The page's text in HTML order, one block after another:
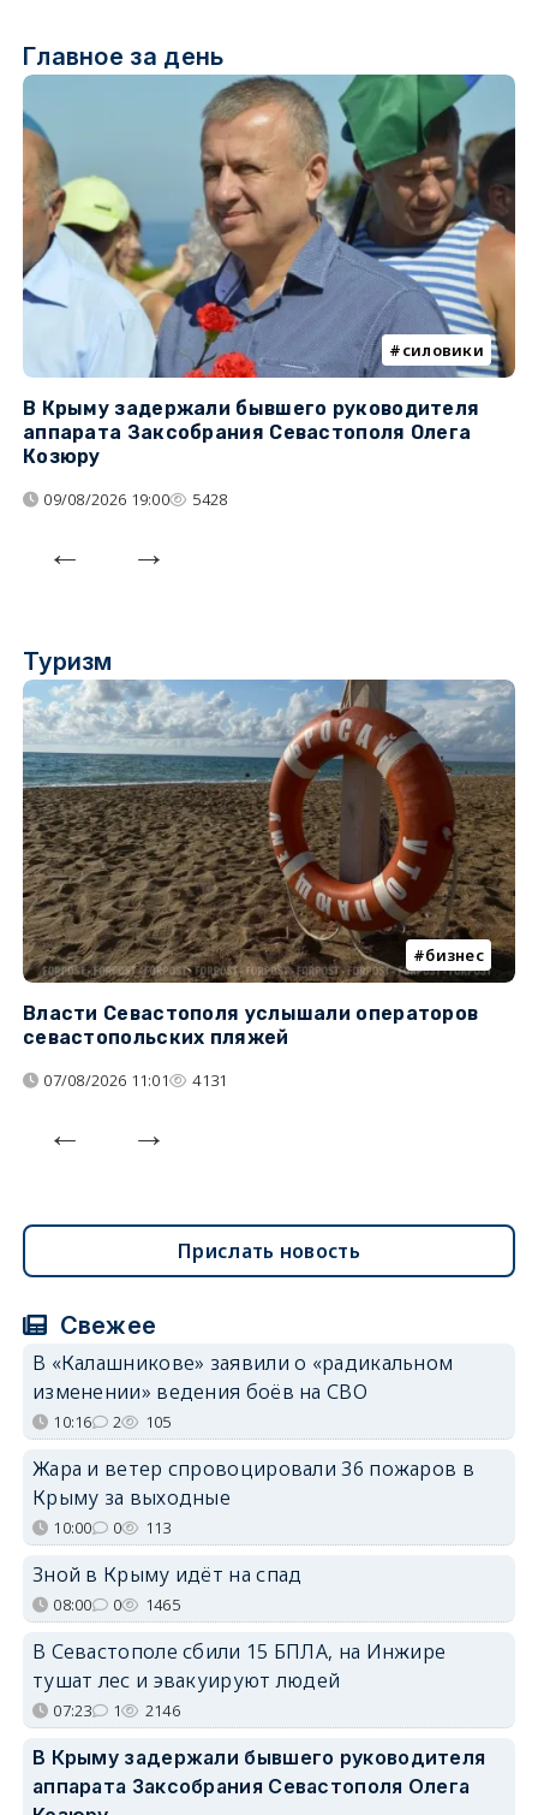
Главное за день
силовики
В Крыму задержали бывшего руководителя
аппарата Заксобрания Севастополя Олега
Козюру
09/08/2026 19:00 5428
Туризм
бизнес
Власти Севастополя услышали операторов
севастопольских пляжей
07/08/2026 11:01 4131
Прислать новость
Свежее
В «Калашникове» заявили о «радикальном
изменении» ведения боёв на СВО
10:16 2 105
Жара и ветер спровоцировали 36 пожаров в
Крыму за выходные
10:00 0 113
Зной в Крыму идёт на спад
08:00 0 1465
В Севастополе сбили 15 БПЛА, на Инжире
тушат лес и эвакуируют людей
07:23 1 2146
В Крыму задержали бывшего руководителя
аппарата Заксобрания Севастополя Олега